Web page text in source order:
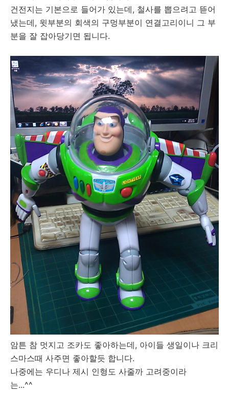
건전지는 기본으로 들어가 있는데, 철사를 뽑으려고 뜯어
냈는데, 윗부분의 회색의 구멍부분이 연결고리이니 그 부
분을 잘 잡아당기면 됩니다.
암튼 참 멋지고 조카도 좋아하는데, 아이들 생일이나 크리
스마스때 사주면 좋아할듯 합니다.
나중에는 우디나 제시 인형도 사줄까 고려중이라
는...^^